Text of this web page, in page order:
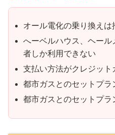
オール電化の乗り換えは
へーベルハウス、ヘー
者しか利用できない
支払い方法がクレジット
都市ガスとのセットプラ
都市ガスとのセットプラ